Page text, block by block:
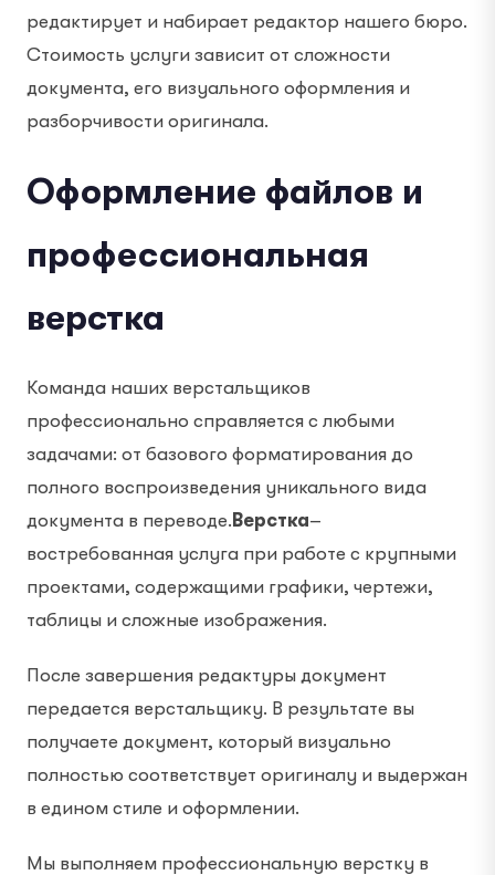
редактирует и набирает редактор нашего бюро.
Стоимость услуги зависит от сложности
документа, его визуального оформления и
разборчивости оригинала.
Оформление файлов и
профессиональная
верстка
Команда наших верстальщиков
профессионально справляется с любыми
задачами: от базового форматирования до
полного воспроизведения уникального вида
документа в переводе. Верстка–
востребованная услуга при работе с крупными
проектами, содержащими графики, чертежи,
таблицы и сложные изображения.
После завершения редактуры документ
передается верстальщику. В результате вы
получаете документ, который визуально
полностью соответствует оригиналу и выдержан
в едином стиле и оформлении.
Мы выполняем профессиональную верстку в